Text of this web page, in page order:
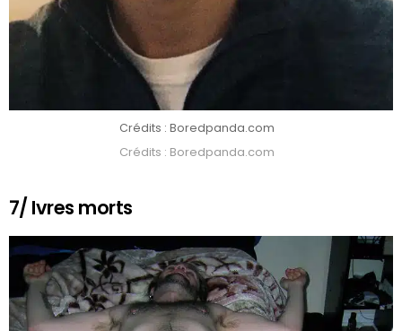
Crédits : Boredpanda.com
Crédits : Boredpanda.com
7/ Ivres morts